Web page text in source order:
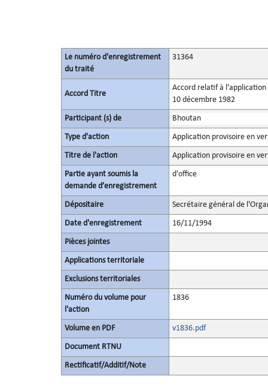
Le numéro d'enregistrement
du traité
31364
Accord Titre
Accord relatif à l'application
10 décembre 1982
Participant (s) de Bhoutan
Type d'action Application provisoire en
Titre de l'action Application provisoire en
Partie ayant soumis la
demande d’enregistrement
d'office
Dépositaire Secrétaire général de
Date d'enregistrement 16/11/1994
Pièces jointes
Applications territoriale
Exclusions territoriales
Numéro du volume pour
l'action
1836
Volume en PDF v1836.pdf
Document RTNU
Rectificatif/Additif/Note